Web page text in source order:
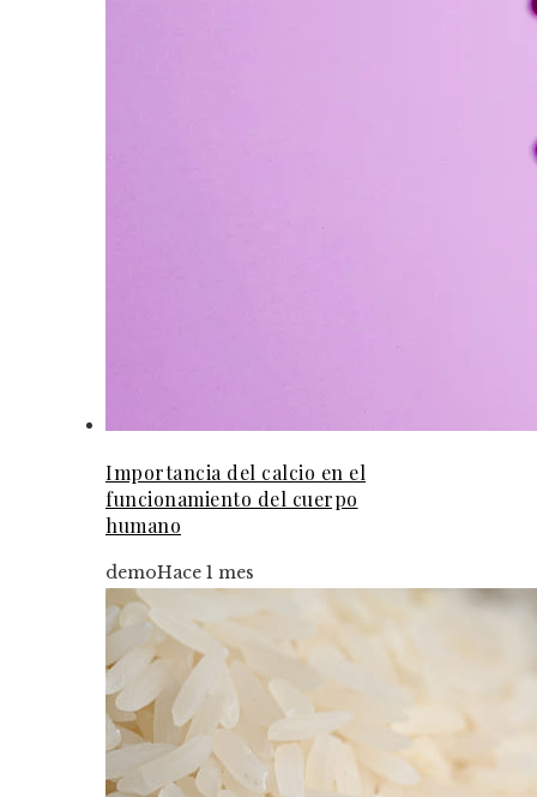
Importancia del calcio en el
funcionamiento del cuerpo
humano
demoHace 1 mes